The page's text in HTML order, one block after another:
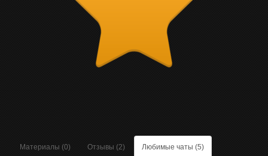
Материалы (0) Отзывы (2) Любимые чаты (5)